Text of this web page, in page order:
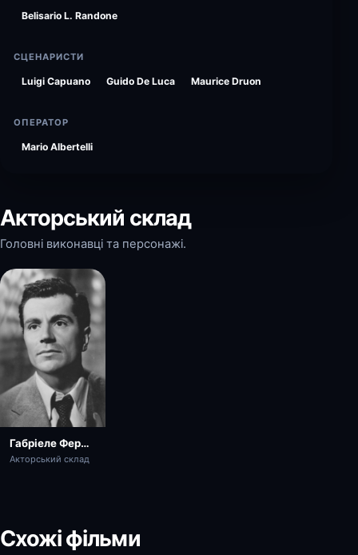
Belisario L. Randone
СЦЕНАРИСТИ
Luigi Capuano Guido De Luca Maurice Druon
ОПЕРАТОР
Mario Albertelli
Акторський склад
Головні виконавці та персонажі.
Габріеле Ферцетті
Акторський склад
Схожі фільми